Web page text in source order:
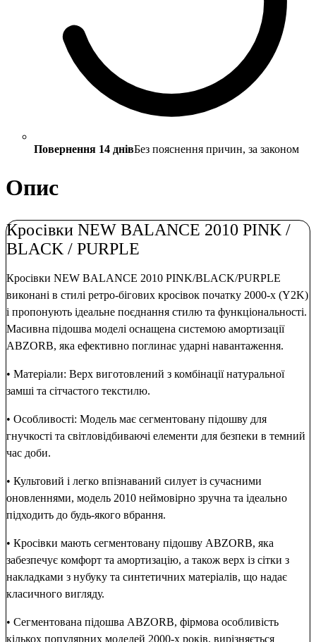
Повернення 14 днівБез пояснення причин, за законом
Опис
Кросівки NEW BALANCE 2010 PINK /
BLACK / PURPLE
Кросівки NEW BALANCE 2010 PINK/BLACK/PURPLE
виконані в стилі ретро-бігових кросівок початку 2000-х (Y2K)
і пропонують ідеальне поєднання стилю та функціональності.
Масивна підошва моделі оснащена системою амортизації
ABZORB, яка ефективно поглинає ударні навантаження.
• Матеріали: Верх виготовлений з комбінації натуральної
замші та сітчастого текстилю.
• Особливості: Модель має сегментовану підошву для
гнучкості та світловідбиваючі елементи для безпеки в темний
час доби.
• Культовий і легко впізнаваний силует із сучасними
оновленнями, модель 2010 неймовірно зручна та ідеально
підходить до будь-якого вбрання.
• Кросівки мають сегментовану підошву ABZORB, яка
забезпечує комфорт та амортизацію, а також верх із сітки з
накладками з нубуку та синтетичних матеріалів, що надає
класичного вигляду.
• Сегментована підошва ABZORB, фірмова особливість
кількох популярних моделей 2000-х років, вирізняється